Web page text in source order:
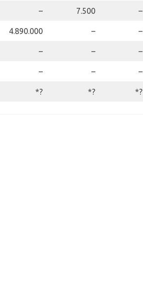
– 7.500 –
4.890.000 – –
– – –
– – –
*? *? *?